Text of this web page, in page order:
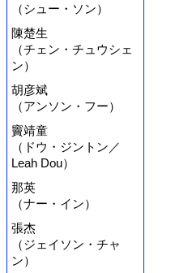
（シュー・ソン）
陳楚生
（チェン・チュウシェ
ン）
胡彦斌
（アンソン・フー）
竇靖童
（ドウ・ジントン／
Leah Dou）
那英
（ナー・イン）
張杰
（ジェイソン・チャ
ン）